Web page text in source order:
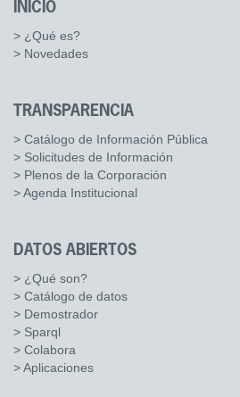
INICIO
> ¿Qué es?
> Novedades
TRANSPARENCIA
> Catálogo de Información Pública
> Solicitudes de Información
> Plenos de la Corporación
> Agenda Institucional
DATOS ABIERTOS
> ¿Qué son?
> Catálogo de datos
> Demostrador
> Sparql
> Colabora
> Aplicaciones